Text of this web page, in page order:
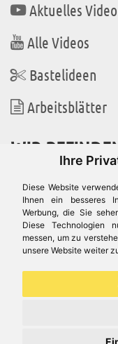
Ihre
Diese Website
Ihnen ein besseres
Werbung, die Sie
Diese Technologien
messen, um zu
unsere Website weiter
Aktuelles Video
Alle Videos
Bastelideen
Arbeitsblätter
WIR
Es gibt uns auch in